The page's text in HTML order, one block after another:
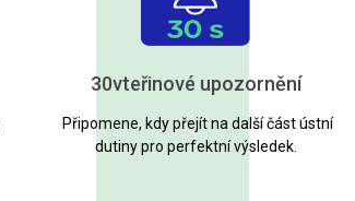
30vteřinové upozornění
Připomene, kdy přejít na další část ústní
dutiny pro perfektní výsledek.